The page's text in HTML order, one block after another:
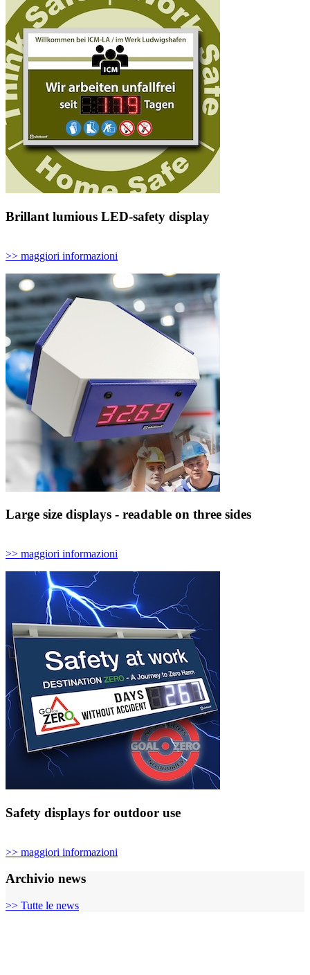
Brillant lumious LED-safety display
>> maggiori informazioni
Large size displays - readable on three sides
>> maggiori informazioni
Safety displays for outdoor use
>> maggiori informazioni
Archivio news
>> Tutte le news